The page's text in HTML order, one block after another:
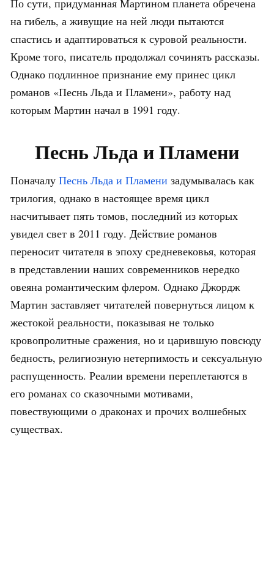
на гибель, а живущие на ней люди пытаются
спастись и адаптироваться к суровой реальности.
Кроме того, писатель продолжал сочинять рассказы.
Однако подлинное признание ему принес цикл
романов «Песнь Льда и Пламени», работу над
которым Мартин начал в 1991 году.
Песнь Льда и Пламени
Поначалу Песнь Льда и Пламени задумывалась как
трилогия, однако в настоящее время цикл
насчитывает пять томов, последний из которых
увидел свет в 2011 году. Действие романов
переносит читателя в эпоху средневековья, которая
в представлении наших современников нередко
овеяна романтическим флером. Однако Джордж
Мартин заставляет читателей повернуться лицом к
жестокой реальности, показывая не только
кровопролитные сражения, но и царившую повсюду
бедность, религиозную нетерпимость и сексуальную
распущенность. Реалии времени переплетаются в
его романах со сказочными мотивами,
повествующими о драконах и прочих волшебных
существах.